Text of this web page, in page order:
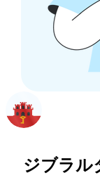
ジブラル